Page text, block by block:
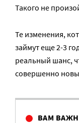
Такого не
Те изменения,
займут еще 2-3
реальный шанс,
совершенно
ВАМ